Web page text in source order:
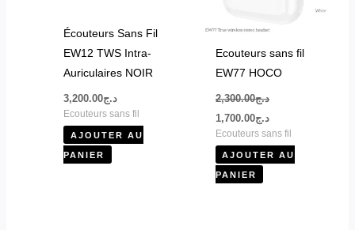
Écouteurs Sans Fil
EW12 TWS Intra-
Auriculaires NOIR
د.ج3,200.00
Ecouteurs sans fil
AJOUTER AU
PANIER
Ecouteurs sans fil
EW77 HOCO
د.ج2,300.00
د.ج1,700.00
Ecouteurs sans fil
AJOUTER AU
PANIER